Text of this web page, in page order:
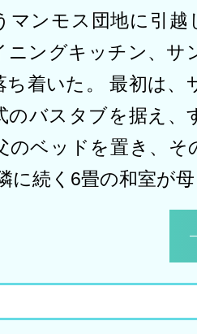
マンモス団地に引越
ニングキッチン、サ
ち着いた。 最初は
のバスタブを据え、
のベッドを置き、そ
に続く6畳の和室が